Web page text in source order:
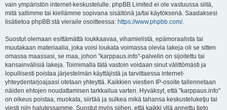
vain ympäristön internet-keskustelulle. phpBB Limited ei ole vastuussa siitä,
mitä sallimme tai kiellämme sopivana sisältönä ja/tai käytöksenä. Saadaksesi
lisätietoa phpBB:stä vieraile osoitteessa: https://www.phpbb.com/.
Suostut olemaan esittämättä loukkaavaa, vihamielistä, epämoraalista tai
muutakaan materiaalia, joka voisi loukata voimassa olevia lakeja oli se sitten
omassa maassasi, se maa, johon "karppaus.info"-palvelin on sijoitettu tai
kansainvälisiä lakeja. Toimimalla tätä vastoin voidaan sinut välittömästi ja
lopullisesti poistaa järjestelmän käyttäjistä ja tarvittaessa internet-
yhteydentarjoajaasi otetaan yhteyttä. Kaikkien viestien IP-osoite tallennetaan
näiden ehtojen noudattamisen tarkkailua varten. Hyväksyt, että "karppaus.info"
on oikeus poistaa, muokata, siirtää ja sulkea mikä tahansa keskusteluketju tai
viesti niin halutessamme. Suostut myös siihen, että kaikki yllä annettu tieto